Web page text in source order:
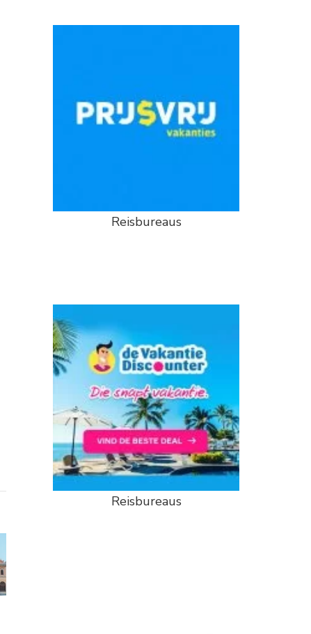
Reisbureaus
Reisbureaus